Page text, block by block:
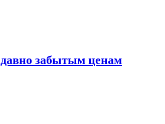
давно забытым ценам